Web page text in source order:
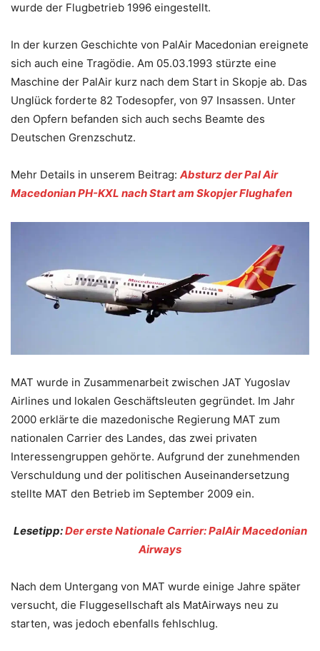
wurde der Flugbetrieb 1996 eingestellt.
In der kurzen Geschichte von PalAir Macedonian ereignete
sich auch eine Tragödie. Am 05.03.1993 stürzte eine
Maschine der PalAir kurz nach dem Start in Skopje ab. Das
Unglück forderte 82 Todesopfer, von 97 Insassen. Unter
den Opfern befanden sich auch sechs Beamte des
Deutschen Grenzschutz.
Mehr Details in unserem Beitrag: Absturz der Pal Air
Macedonian PH-KXL nach Start am Skopjer Flughafen
MAT wurde in Zusammenarbeit zwischen JAT Yugoslav
Airlines und lokalen Geschäftsleuten gegründet. Im Jahr
2000 erklärte die mazedonische Regierung MAT zum
nationalen Carrier des Landes, das zwei privaten
Interessengruppen gehörte. Aufgrund der zunehmenden
Verschuldung und der politischen Auseinandersetzung
stellte MAT den Betrieb im September 2009 ein.
Lesetipp:Der erste Nationale Carrier: PalAir Macedonian
Airways
Nach dem Untergang von MAT wurde einige Jahre später
versucht, die Fluggesellschaft als MatAirways neu zu
starten, was jedoch ebenfalls fehlschlug.